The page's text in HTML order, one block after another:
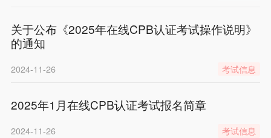
关于公布《2025年在线CPB认证考试操作说明》
的通知
2024-11-26 考试信息
2025年1月在线CPB认证考试报名简章
2024-11-26 考试信息